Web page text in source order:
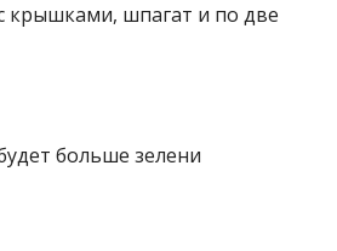
крышками, шпагат и по две
больше зелени